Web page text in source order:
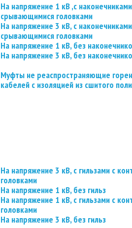
На напряжение 1 кВ ,с
срывающимися головками
На напряжение 3 кВ, с
срывающимися головками
На напряжение 1 кВ, без
На напряжение 3 кВ, без
Муфты не реаспространяющие
кабелей с изоляцией из сшитого
На напряжение 3 кВ, с гильзами с
головками
На напряжение 1 кВ, без гильз
На напряжение 1 кВ, с гильзами с
головками
На напряжение 3 кВ, без гильз